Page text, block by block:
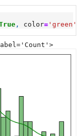
, color= 'green'